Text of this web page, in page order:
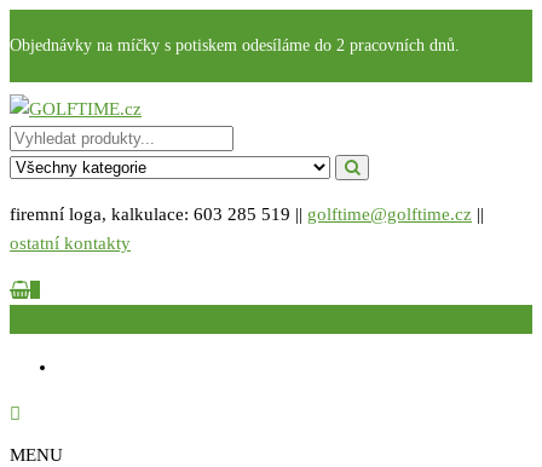
na
obsah
Objednávky na míčky s potiskem odesíláme do 2 pracovních dnů.
GOLFTIME.cz
Golfové reklamní předměty s potiskem
firemní loga, kalkulace: 603 285 519 || golftime@golftime.cz ||
ostatní kontakty
MENU